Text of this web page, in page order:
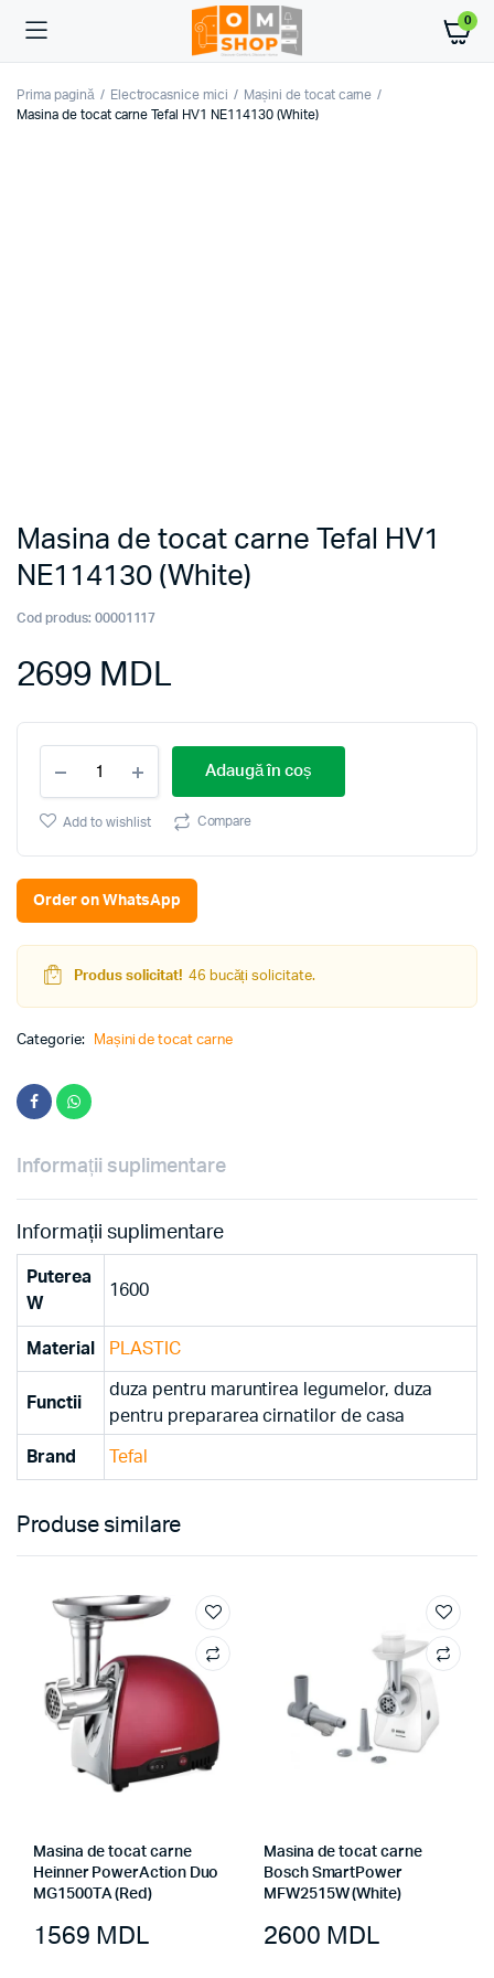
0
Prima pagină Electrocasnice mici
Mașini de tocat carne
Masina de tocat carne Tefal HV1 NE114130 (White)
Masina de tocat carne Tefal HV1
NE114130 (White)
Cod produs: 00001117
2699 MDL
tocat
carne
HV1
NE114130
(White)
quantity
Adaugă în coș
Add to wishlist Compare
Order on WhatsApp
Produs solicitat! 46 bucăți solicitate.
Categorie: Mașini de tocat carne
Informații suplimentare
Informații suplimentare
Puterea
W
1600
Material PLASTIC
Functii
duza pentru maruntirea legumelor, duza
pentru prepararea cirnatilor de casa
Brand Tefal
Produse similare
Masina de tocat carne
Heinner PowerAction Duo
MG1500TA (Red)
1569 MDL
Masina de tocat carne
Bosch SmartPower
MFW2515W (White)
2600 MDL